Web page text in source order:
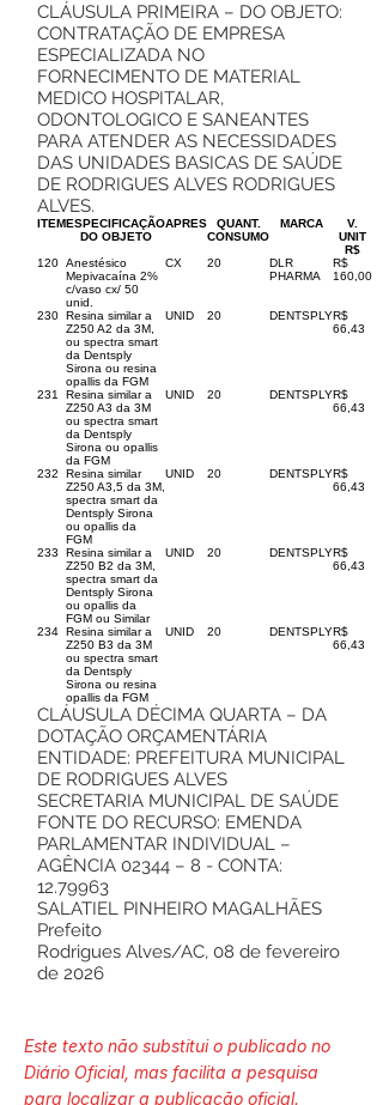
CLÁUSULA PRIMEIRA – DO OBJETO:
CONTRATAÇÃO DE EMPRESA
ESPECIALIZADA NO
FORNECIMENTO DE MATERIAL
MEDICO HOSPITALAR,
ODONTOLOGICO E SANEANTES
PARA ATENDER AS NECESSIDADES
DAS UNIDADES BASICAS DE SAÚDE
DE RODRIGUES ALVES RODRIGUES
ALVES.
ITEMESPECIFICAÇÃO
DO OBJETO
APRES
QUANT.
CONSUMO
MARCA
V.
UNIT
R$
120 Anestésico
Mepivacaína 2%
c/vaso cx/ 50
unid.
CX 20
DLR
PHARMA
R$
160,00
230 Resina similar a
Z250 A2 da 3M,
ou spectra smart
da Dentsply
Sirona ou resina
opallis da FGM
UNID 20 DENTSPLYR$
66,43
231
Resina similar a
Z250 A3 da 3M
ou spectra smart
da Dentsply
Sirona ou opallis
da FGM
UNID 20 DENTSPLYR$
66,43
232
Resina similar
Z250 A3,5 da 3M,
spectra smart da
Dentsply Sirona
ou opallis da
FGM
UNID 20 DENTSPLYR$
66,43
233
Resina similar a
Z250 B2 da 3M,
spectra smart da
Dentsply Sirona
ou opallis da
FGM ou Similar
UNID 20 DENTSPLYR$
66,43
234 Resina similar a
Z250 B3 da 3M
ou spectra smart
da Dentsply
Sirona ou resina
opallis da FGM
UNID 20 DENTSPLYR$
66,43
CLÁUSULA DÉCIMA QUARTA – DA
DOTAÇÃO ORÇAMENTÁRIA
ENTIDADE: PREFEITURA MUNICIPAL
DE RODRIGUES ALVES
SECRETARIA MUNICIPAL DE SAÚDE
FONTE DO RECURSO: EMENDA
PARLAMENTAR INDIVIDUAL –
AGÊNCIA 02344 – 8 - CONTA:
12.79963
SALATIEL PINHEIRO MAGALHÃES
Prefeito
Rodrigues Alves/AC, 08 de fevereiro
de 2026
Este texto não substitui o publicado no
Diário Oficial, mas facilita a pesquisa
para localizar a publicação oficial.